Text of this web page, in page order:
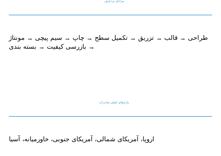
مراحل پردازش
طراحی → قالب → تزریق → تکمیل سطح → چاپ → سیم پیچی → مونتاژ
→ بازرسی کیفیت → بسته بندی
بازارهای اصلی صادرات
اروپا، آمریکای شمالی، آمریکای جنوبی، خاورمیانه، آسیا